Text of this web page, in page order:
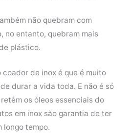
não quebram com
no entanto, quebram mais
plástico.
de inox é que é muito
durar a vida toda. E não é só
os óleos essenciais do
em inox são garantia de ter
longo tempo.